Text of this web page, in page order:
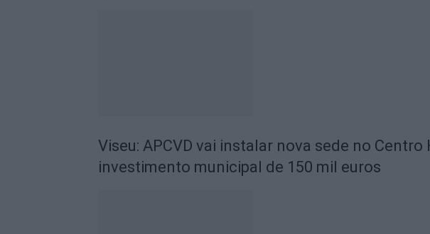
Viseu: APCVD vai instalar nova sede no
investimento municipal de 150 mil euros